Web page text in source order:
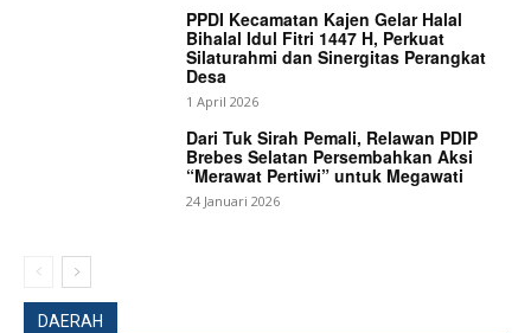
PPDI Kecamatan Kajen Gelar Halal
Bihalal Idul Fitri 1447 H, Perkuat
Silaturahmi dan Sinergitas Perangkat
Desa
1 April 2026
Dari Tuk Sirah Pemali, Relawan PDIP
Brebes Selatan Persembahkan Aksi
“Merawat Pertiwi” untuk Megawati
24 Januari 2026
DAERAH